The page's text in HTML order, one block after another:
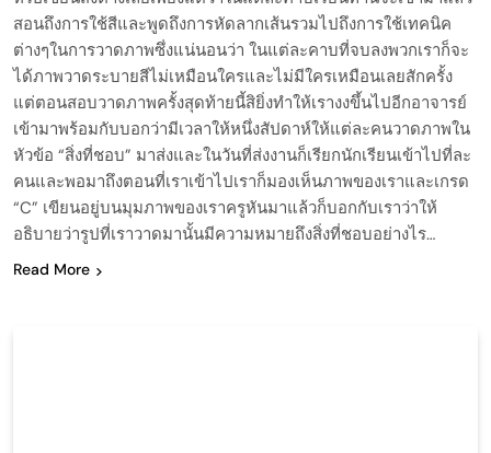
สอนถึงการใช้สีและพูดถึงการหัดลากเส้นรวมไปถึงการใช้เทคนิค
ต่างๆในการวาดภาพซึ่งแน่นอนว่า ในแต่ละคาบที่จบลงพวกเราก็จะ
ได้ภาพวาดระบายสีไม่เหมือนใครและไม่มีใครเหมือนเลยสักครั้ง
แต่ตอนสอบวาดภาพครั้งสุดท้ายนี้สิยิ่งทำให้เรางงขึ้นไปอีกอาจารย์
เข้ามาพร้อมกับบอกว่ามีเวลาให้หนึ่งสัปดาห์ให้แต่ละคนวาดภาพใน
หัวข้อ “สิ่งที่ชอบ” มาส่งและในวันที่ส่งงานก็เรียกนักเรียนเข้าไปที่ละ
คนและพอมาถึงตอนที่เราเข้าไปเราก็มองเห็นภาพของเราและเกรด
“C” เขียนอยู่บนมุมภาพของเราครูหันมาแล้วก็บอกกับเราว่าให้
อธิบายว่ารูปที่เราวาดมานั้นมีความหมายถึงสิ่งที่ชอบอย่างไร…
Read More